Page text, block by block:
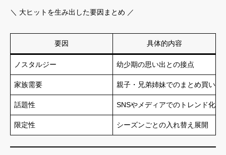
＼ 大ヒットを生み出した要因まとめ ／
要因 具体的内容
ノスタルジー 幼少期の思い出との接点
家族需要 親子・兄弟姉妹でのまとめ買い
話題性 SNSやメディアでのトレンド化
限定性 シーズンごとの入れ替え展開